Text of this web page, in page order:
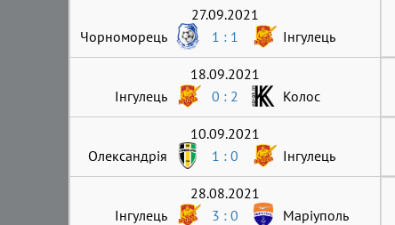
27.09.2021
Чорноморець
1 : 1 Інгулець
18.09.2021
Інгулець
0 : 2 Колос
10.09.2021
Олександрія
1 : 0 Інгулець
28.08.2021
Інгулець
3 : 0 Маріуполь